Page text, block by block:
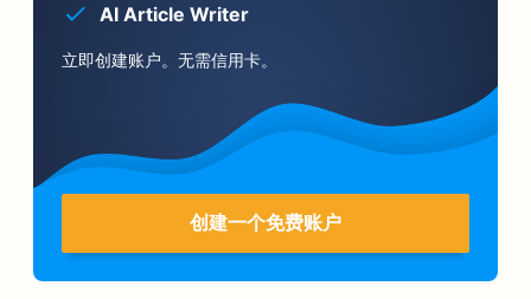
AI Article Writer
立即创建账户。无需信用卡。
创建一个免费账户